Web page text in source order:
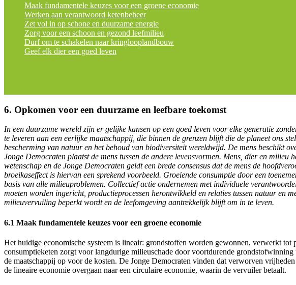
Maak fundamentele keuzes voor een groene economie
Werken aan verantwoord ketenbeheer
Zet vol in op schone en duurzame energie
Zorg voor een schoon en gezond leefmilieu
Durf om te schakelen naar kringlooplandbouw
Geef elk dier een goed leven
6. Opkomen voor een duurzame en leefbare toekomst
In een duurzame wereld zijn er gelijke kansen op een goed leven voor elke generatie
te leveren aan een eerlijke maatschappij, die binnen de grenzen blijft die de planeet ons
bescherming van natuur en het behoud van biodiversiteit wereldwijd. De mens beschikt
Jonge Democraten plaatst de mens tussen de andere levensvormen. Mens, dier en
wetenschap en de Jonge Democraten geldt een brede consensus dat de mens de
broeikaseffect is hiervan een sprekend voorbeeld. Groeiende consumptie door een
basis van alle milieuproblemen. Collectief actie ondernemen met individuele
moeten worden ingericht, productieprocessen herontwikkeld en relaties tussen natuur en
milieuvervuiling beperkt wordt en de leefomgeving aantrekkelijk blijft om in te leven.
6.1 Maak fundamentele keuzes voor een groene economie
Het huidige economische systeem is lineair: grondstoffen worden gewonnen, verwerkt
consumptieketen zorgt voor langdurige milieuschade door voortdurende
de maatschappij op voor de kosten. De Jonge Democraten vinden dat verworven
de lineaire economie overgaan naar een circulaire economie, waarin de vervuiler betaalt.